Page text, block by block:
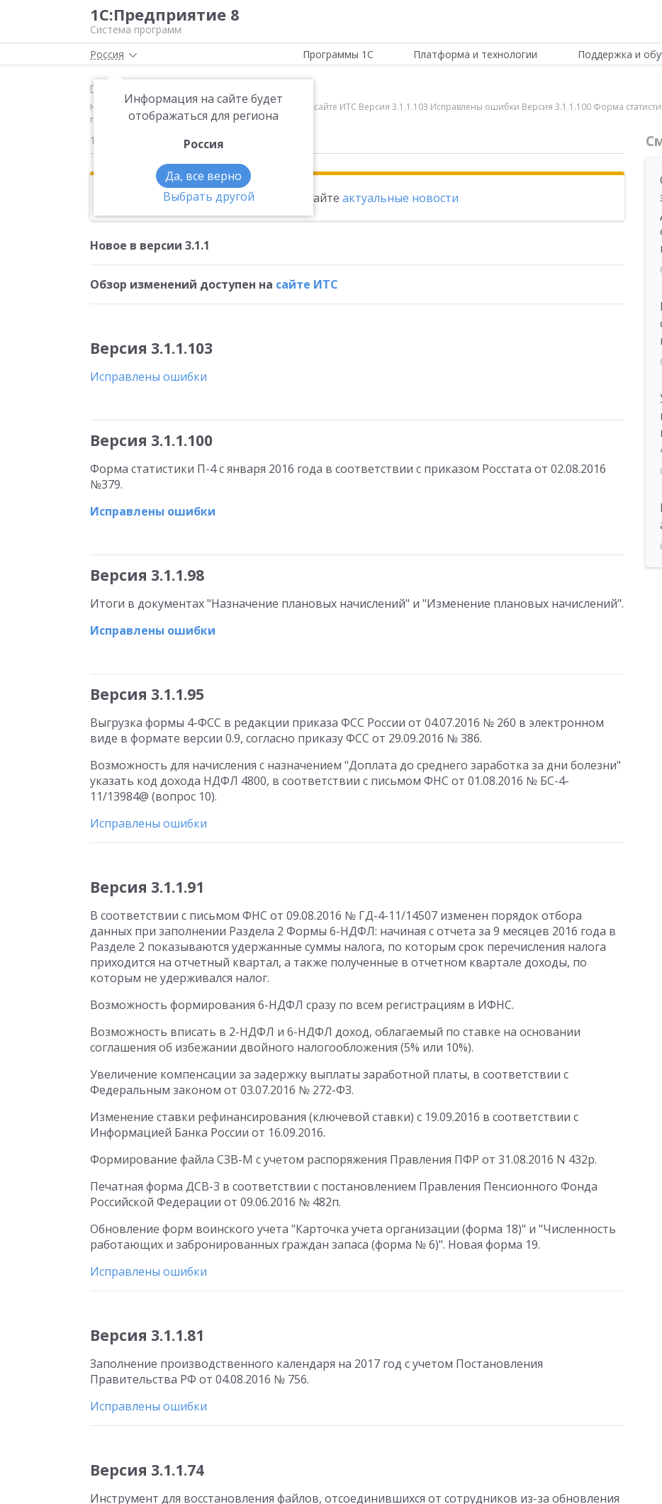
1С:Предприятие 8
Система программ
Россия
Информация на сайте будет
отображаться для региона
Россия
Да, все верно
Выбрать другой
Программы 1С Платформа и технологии Поддержка и
Главная
Новое в версии 3.1.1 Обзор изменений доступен на сайте ИТС Версия 3.1.1.103 Исправлены ошибки Версия 3.1.1.100 Форма
приказом Росстата от 02.08.2016 №379
16.11.2016
Эта новость находится в архиве. Читайте актуальные новости
Новое в версии 3.1.1
Обзор изменений доступен на сайте ИТС
Версия 3.1.1.103
Исправлены ошибки
Версия 3.1.1.100
Форма статистики П-4 с января 2016 года в соответствии с приказом Росстата от 02.08.2016
№379.
Исправлены ошибки
Версия 3.1.1.98
Итоги в документах "Назначение плановых начислений" и "Изменение плановых начислений".
Исправлены ошибки
Версия 3.1.1.95
Выгрузка формы 4-ФСС в редакции приказа ФСС России от 04.07.2016 № 260 в электронном
виде в формате версии 0.9, согласно приказу ФСС от 29.09.2016 № 386.
Возможность для начисления с назначением "Доплата до среднего заработка за дни болезни"
указать код дохода НДФЛ 4800, в соответствии с письмом ФНС от 01.08.2016 № БС-4-
11/13984@ (вопрос 10).
Исправлены ошибки
Версия 3.1.1.91
В соответствии с письмом ФНС от 09.08.2016 № ГД-4-11/14507 изменен порядок отбора
данных при заполнении Раздела 2 Формы 6-НДФЛ: начиная с отчета за 9 месяцев 2016 года в
Разделе 2 показываются удержанные суммы налога, по которым срок перечисления налога
приходится на отчетный квартал, а также полученные в отчетном квартале доходы, по
которым не удерживался налог.
Возможность формирования 6-НДФЛ сразу по всем регистрациям в ИФНС.
Возможность вписать в 2-НДФЛ и 6-НДФЛ доход, облагаемый по ставке на основании
соглашения об избежании двойного налогообложения (5% или 10%).
Увеличение компенсации за задержку выплаты заработной платы, в соответствии с
Федеральным законом от 03.07.2016 № 272-ФЗ.
Изменение ставки рефинансирования (ключевой ставки) с 19.09.2016 в соответствии с
Информацией Банка России от 16.09.2016.
Формирование файла СЗВ-М с учетом распоряжения Правления ПФР от 31.08.2016 N 432р.
Печатная форма ДСВ-3 в соответствии с постановлением Правления Пенсионного Фонда
Российской Федерации от 09.06.2016 № 482п.
Обновление форм воинского учета "Карточка учета организации (форма 18)" и "Численность
работающих и забронированных граждан запаса (форма № 6)". Новая форма 19.
Исправлены ошибки
Версия 3.1.1.81
Заполнение производственного календаря на 2017 год с учетом Постановления
Правительства РФ от 04.08.2016 № 756.
Исправлены ошибки
Версия 3.1.1.74
Инструмент для восстановления файлов, отсоединившихся от сотрудников из-за обновления